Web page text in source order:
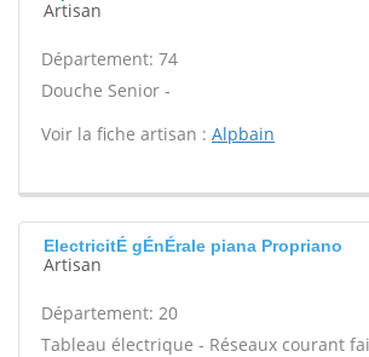
Artisan
Département: 74
Douche Senior -
Voir la fiche artisan : Alpbain
ElectricitÉ gÉnÉrale piana Propriano
Artisan
Département: 20
Tableau électrique - Réseaux courant